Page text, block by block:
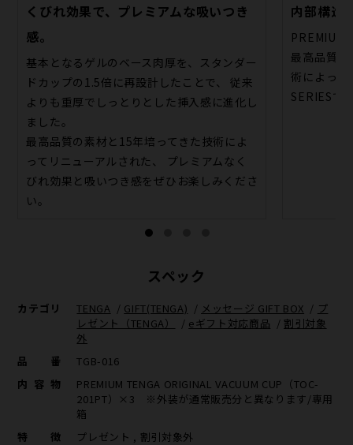
くびれ効果で、プレミアムな吸いつき
感。
基本となるゲルのベース肉厚を、スタンダー
ドカップの1.5倍に再設計したことで、 従来
よりも重厚でしっとりとした挿入感に進化し
ました。
最高品質の素材と15年培ってきた技術によ
ってリニューアルされた、 プレミアムなく
びれ効果と吸いつき感をぜひお楽しみくださ
い。
内部構造
PREMIUM
最高品質の
術によって
SERIESで
スペック
カテゴリ TENGA / GIFT(TENGA) / メッセージ GIFT BOX / プ
レゼント（TENGA）
/ eギフト対応商品 / 割引対象
外
品番
TGB-016
内容物
PREMIUM TENGA ORIGINAL VACUUM CUP（TOC-
201PT）×3 ※外装が通常販売分と異なります/専用
箱
特徴
プレゼント , 割引対象外